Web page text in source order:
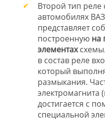
Второй тип реле
автомобилях
представляет
построенную на
элементах
в состав реле
который
размыкания.
достигается с
специальной